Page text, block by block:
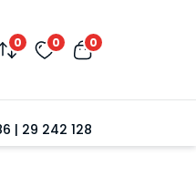
0 0 0
| 29 242 128